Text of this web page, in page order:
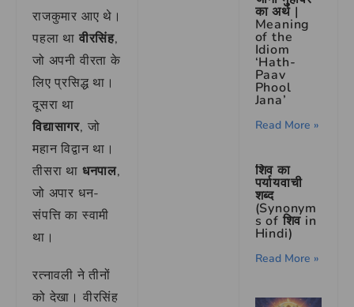
राजकुमार आए थे।
पहला था वीरसिंह,
जो अपनी वीरता के
लिए प्रसिद्ध था।
दूसरा था
विद्यासागर, जो
महान विद्वान था।
तीसरा था धनपाल,
जो अपार धन-
संपत्ति का स्वामी
था।
रत्नावली ने तीनों
को देखा। वीरसिंह
का अर्थ |
Meaning
of the
Idiom
‘Hath-
Paav
Phool
Jana’
Read More »
शिव का
पर्यायवाची
शब्द
(Synonym
s of शिव in
Hindi)
Read More »